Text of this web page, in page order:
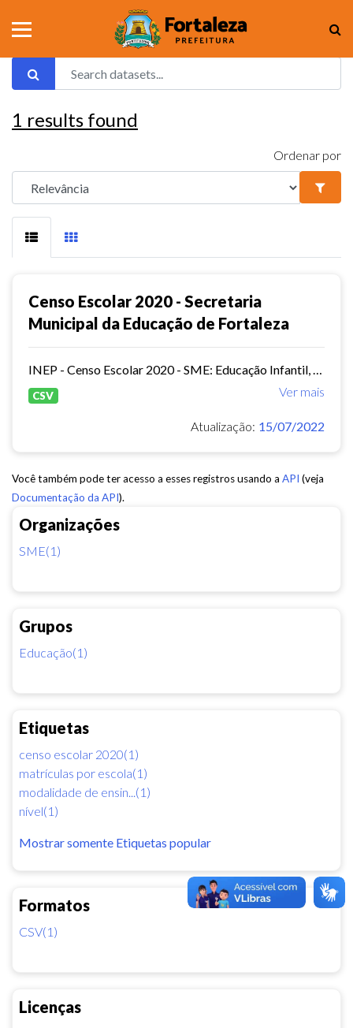
Organizações
SME(1)
Grupos
Educação(1)
Etiquetas
censo escolar 2020(1)
matrículas por escola(1)
modalidade de ensin...(1)
nível(1)
Mostrar somente Etiquetas popular
Formatos
CSV(1)
Licenças
1 results found
Ordenar por
Censo Escolar 2020 - Secretaria
Municipal da Educação de Fortaleza
Ver mais
CSV
Atualização: 15/07/2022
Você também pode ter acesso a esses registros usando a API (veja
Documentação da API).